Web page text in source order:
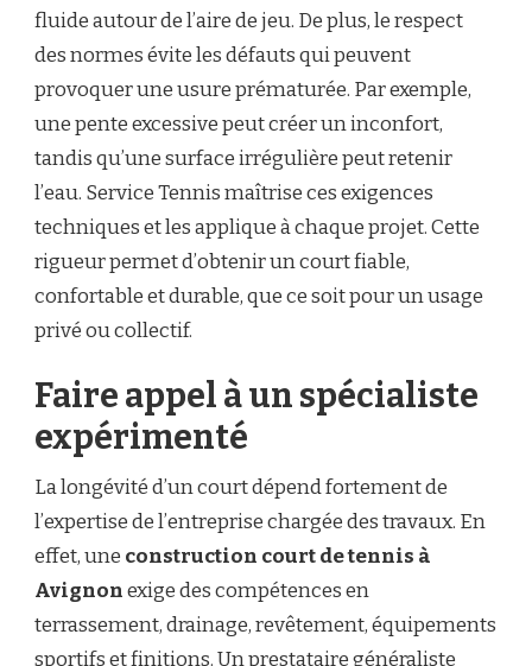
fluide autour de l’aire de jeu. De plus, le respect
des normes évite les défauts qui peuvent
provoquer une usure prématurée. Par exemple,
une pente excessive peut créer un inconfort,
tandis qu’une surface irrégulière peut retenir
l’eau. Service Tennis maîtrise ces exigences
techniques et les applique à chaque projet. Cette
rigueur permet d’obtenir un court fiable,
confortable et durable, que ce soit pour un usage
privé ou collectif.
Faire appel à un spécialiste
expérimenté
La longévité d’un court dépend fortement de
l’expertise de l’entreprise chargée des travaux. En
effet, une construction court de tennis à
Avignonexige des compétences en
terrassement, drainage, revêtement, équipements
sportifs et finitions. Un prestataire généraliste